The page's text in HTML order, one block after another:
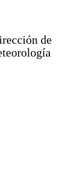
de